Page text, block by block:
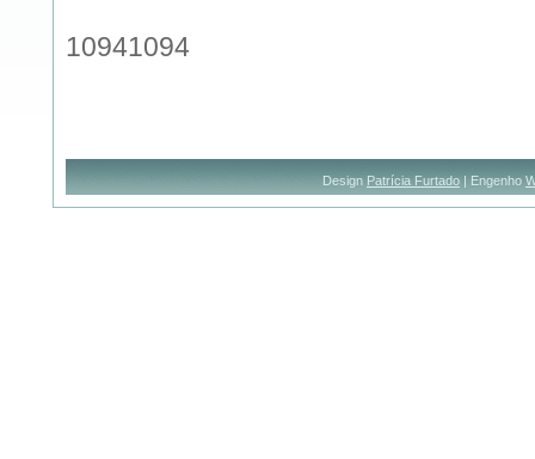
10941094
Design Patrícia Furtado | Engenho